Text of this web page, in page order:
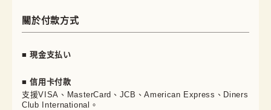
關於付款方式
■ 現金支払い
■ 信用卡付款
支援VISA、MasterCard、JCB、American Express、Diners
Club International。